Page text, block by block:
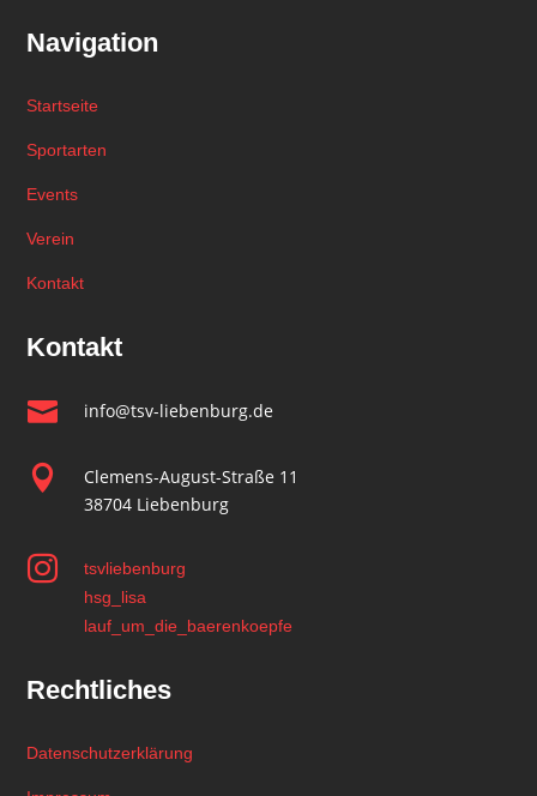
Navigation
Startseite
Sportarten
Events
Verein
Kontakt
Kontakt
 info@tsv-liebenburg.de

Clemens-August-Straße 11
38704 Liebenburg

tsvliebenburg
hsg_lisa
lauf_um_die_baerenkoepfe
Rechtliches
Datenschutzerklärung